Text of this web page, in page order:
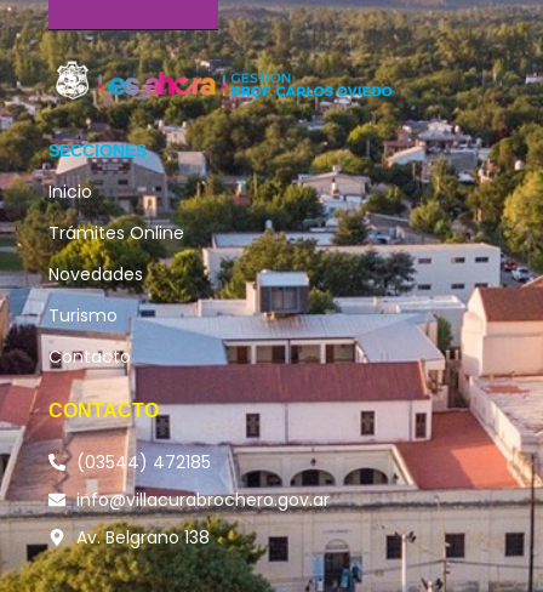
SECCIONES
Inicio
Trámites Online
Novedades
Turismo
Contacto
CONTACTO
(03544) 472185
info@villacurabrochero.gov.ar
Av. Belgrano 138